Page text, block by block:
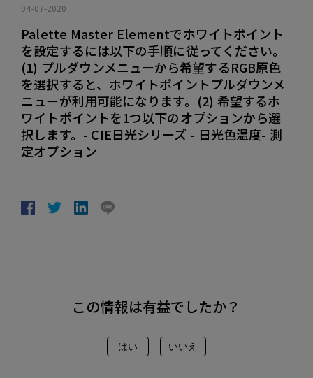
04-07-2020
Palette Master Elementでホワイトポイント
を設定するには以下の手順に従ってください。
(1) プルダウンメニューから希望するRGB原色
を選択すると、ホワイトポイントプルダウンメ
ニューが利用可能になります。(2) 希望するホ
ワイトポイントを1つ以下のオプションから選
択します。- CIE日光シリーズ - 日光色温度- 測
定オプション
この情報は有益でしたか？
はい いいえ